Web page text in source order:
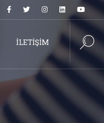
İLETİŞİM